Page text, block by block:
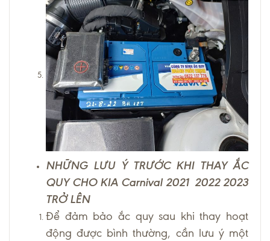
NHỮNG LƯU Ý TRƯỚC KHI THAY ẮC
QUY CHO KIA Carnival 2021 2022 2023
TRỞ LÊN
Để đảm bảo ắc quy sau khi thay hoạt
động được bình thường, cần lưu ý một